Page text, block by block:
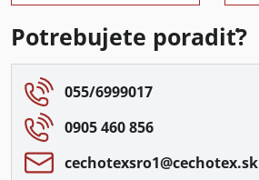
Potrebujete poradiť?
055/6999017
0905 460 856
cechotexsro1​@cechotex​.sk